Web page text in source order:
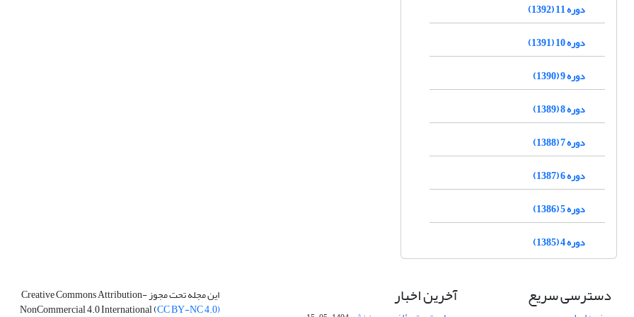
دوره 11 (1392)
دوره 10 (1391)
دوره 9 (1390)
دوره 8 (1389)
دوره 7 (1388)
دوره 6 (1387)
دوره 5 (1386)
دوره 4 (1385)
دسترسی سریع آخرین اخبار این مجله تحت مجوز Creative Commons Attribution-
NonCommercial 4.0 International (CC BY-NC 4.0)